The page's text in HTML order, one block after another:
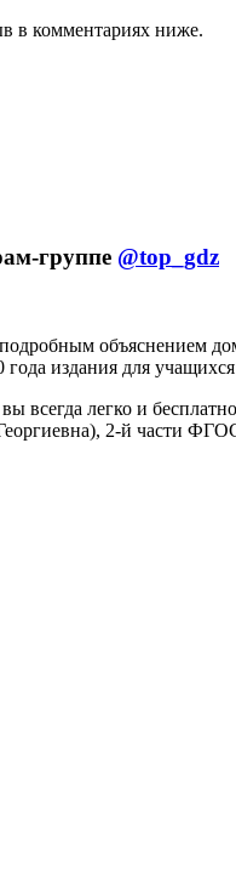
в комментариях ниже.
группе @top_gdz
объяснением
года издания для
всегда легко и
2-й части